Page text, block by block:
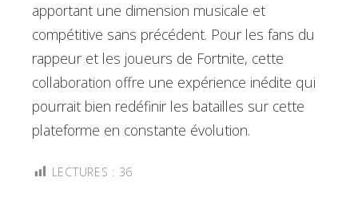
apportant une dimension musicale et
compétitive sans précédent. Pour les fans du
rappeur et les joueurs de Fortnite, cette
collaboration offre une expérience inédite qui
pourrait bien redéfinir les batailles sur cette
plateforme en constante évolution.
LECTURES : 36